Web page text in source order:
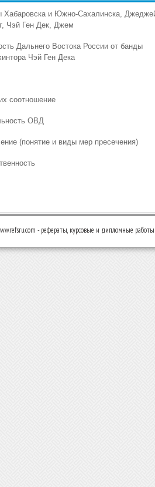
Хабаровска и Южно-Сахалинска,
Чэй Ген Дек, Джем
Дальнего Востока России от банды
Чэй Ген Дека
соотношение
ОВД
(понятие и виды мер пресечения)
- рефераты, курсовые и дипломные работы